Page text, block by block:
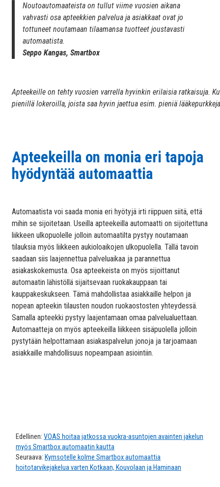
Noutoautomaateista on tullut viime vuosien aikana
vahvasti osa apteekkien palvelua ja asiakkaat ovat jo
tottuneet noutamaan tilaamansa tuotteet joustavasti
automaatista.
Seppo Kangas, Smartbox
Apteekeille on tehty vuosien varrella hyvinkin erilaisia ratkaisuja.
pienillä lokeroilla, joista saa hyvin jaettua esim. pieniä
Apteekeilla on monia eri tapoja
hyödyntää automaattia
Automaatista voi saada monia eri hyötyjä irti riippuen siitä, että
mihin se sijoitetaan. Useilla apteekeilla automaatti on sijoitettuna
liikkeen ulkopuolelle jolloin automaatilta pystyy noutamaan
tilauksia myös liikkeen aukioloaikojen ulkopuolella. Tällä tavoin
saadaan siis laajennettua palveluaikaa ja parannettua
asiakaskokemusta. Osa apteekeista on myös sijoittanut
automaatin lähistöllä sijaitsevaan ruokakauppaan tai
kauppakeskukseen. Tämä mahdollistaa asiakkaille helpon ja
nopean apteekin tilausten noudon ruokaostosten yhteydessä.
Samalla apteekki pystyy laajentamaan omaa palvelualuettaan.
Automaatteja on myös apteekeilla liikkeen sisäpuolella jolloin
pystytään helpottamaan asiakaspalvelun jonoja ja tarjoamaan
asiakkaille mahdollisuus nopeampaan asiointiin.
Edellinen: VOAS hoitaa jatkossa vuokra-asuntojen avainten jakelun
myös Smartbox automaatin kautta
Seuraava: Kymsotelle kolme Smartbox automaattia
hoitotarvikejakelua varten Kotkaan, Kouvolaan ja Haminaan